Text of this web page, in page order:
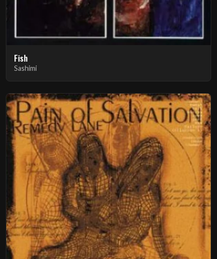
Fish
Sashimi